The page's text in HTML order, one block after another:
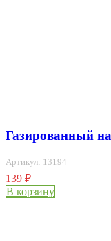
Газированный
Артикул: 13194
139 ₽
В корзину